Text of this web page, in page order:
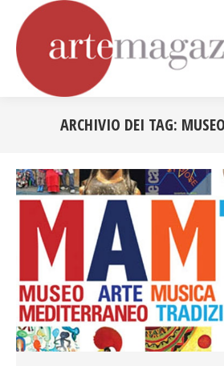
ARCHIVIO DEI TAG: